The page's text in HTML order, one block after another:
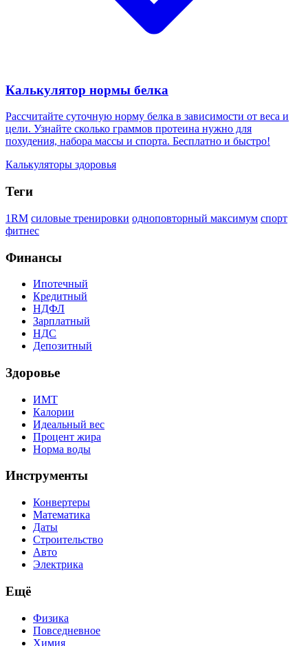
Калькулятор нормы белка
Рассчитайте суточную норму белка в зависимости от веса и
цели. Узнайте сколько граммов протеина нужно для
похудения, набора массы и спорта. Бесплатно и быстро!
Калькуляторы здоровья
Теги
1RM силовые тренировки одноповторный максимум спорт
фитнес
Финансы
Ипотечный
Кредитный
НДФЛ
Зарплатный
НДС
Депозитный
Здоровье
ИМТ
Калории
Идеальный вес
Процент жира
Норма воды
Инструменты
Конвертеры
Математика
Даты
Строительство
Авто
Электрика
Ещё
Физика
Повседневное
Химия